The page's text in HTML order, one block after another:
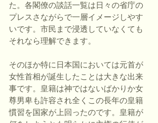
た。各閣僚の談話一覧は日々の省庁の
プレスさながらで一層イメージしやす
いです。市民まで浸透していなくても
それなら理解できます。
そのほか特に日本国においては元首が
女性首相が誕生したことは大きな出来
事です。皇籍は神ではないばかりか女
尊男卑も許容され全くこの長年の皇籍
慣習を国家が上回ったのです。皇籍が